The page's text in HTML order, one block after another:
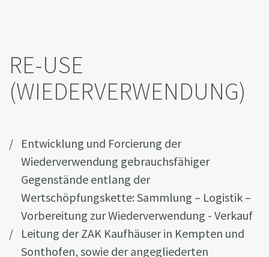
RE-USE
(WIEDERVERWENDUNG)
Entwicklung und Forcierung der
Wiederverwendung gebrauchsfähiger
Gegenstände entlang der
Wertschöpfungskette: Sammlung – Logistik –
Vorbereitung zur Wiederverwendung - Verkauf
Leitung der ZAK Kaufhäuser in Kempten und
Sonthofen, sowie der angegliederten